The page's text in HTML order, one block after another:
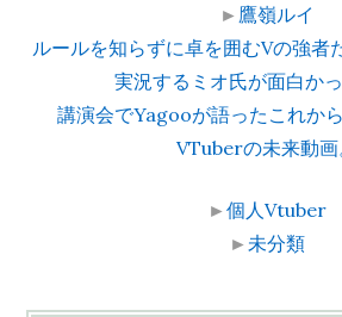
► 鷹嶺ルイ
ルールを知らずに卓を囲むVの強者
実況するミオ氏が面白かっ
講演会でYagooが語ったこれから
VTuberの未来動画
►個人Vtuber
► 未分類